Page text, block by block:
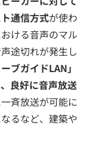
通信方式が使わ
ける音声のマル
途切れが発生し
ーブガイドLAN」
良好に音声放送
斉放送が可能に
るなど、建築や